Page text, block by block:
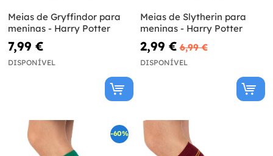
Meias de Gryffindor para
meninas - Harry Potter
7,99 €
DISPONÍVEL
Meias de Slytherin para
meninas - Harry Potter
2,99 € 6,99 €
DISPONÍVEL
-60%